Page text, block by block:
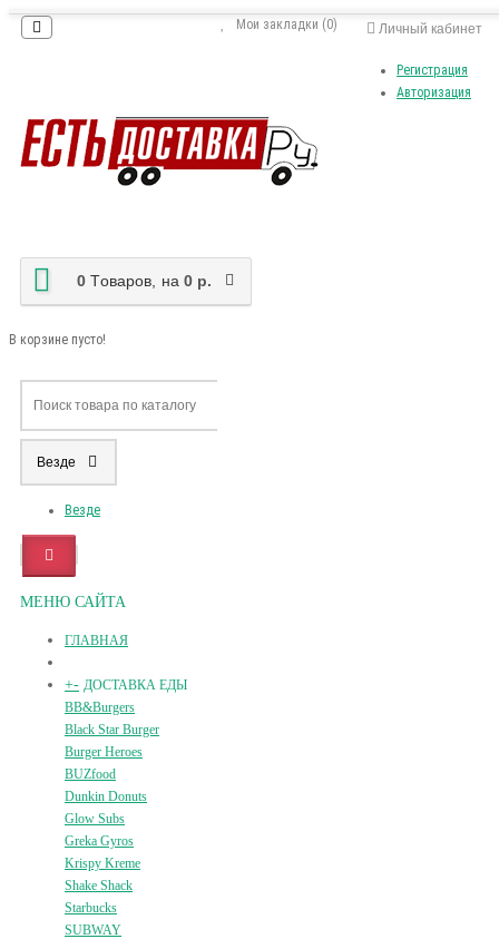
Личный кабинет
Регистрация
Авторизация
Мои закладки (0)
0 Tоваров, на 0 р.
В корзине пусто!
Везде
Везде
МЕНЮ САЙТА
ГЛАВНАЯ
+- ДОСТАВКА ЕДЫ
BB&Burgers
Black Star Burger
Burger Heroes
BUZfood
Dunkin Donuts
Glow Subs
Greka Gyros
Krispy Kreme
Shake Shack
Starbucks
SUBWAY